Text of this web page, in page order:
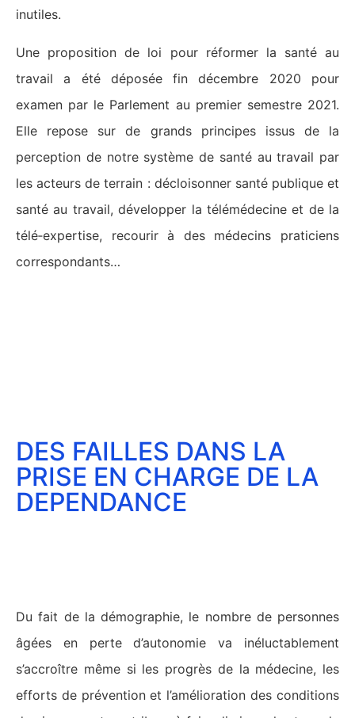
inutiles.
Une proposition de loi pour réformer la santé au
travail a été déposée fin décembre 2020 pour
examen par le Parlement au premier semestre 2021.
Elle repose sur de grands principes issus de la
perception de notre système de santé au travail par
les acteurs de terrain : décloisonner santé publique et
santé au travail, développer la télémédecine et de la
télé‑expertise, recourir à des médecins praticiens
correspondants…
DES FAILLES DANS LA
PRISE EN CHARGE DE LA
DEPENDANCE
Du fait de la démographie, le nombre de personnes
âgées en perte d’autonomie va inéluctablement
s’accroître même si les progrès de la médecine, les
efforts de prévention et l’amélioration des conditions